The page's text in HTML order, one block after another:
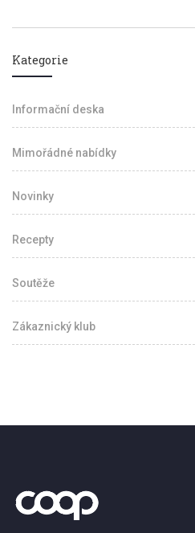
Kategorie
Informační deska
Mimořádné nabídky
Novinky
Recepty
Soutěže
Zákaznický klub